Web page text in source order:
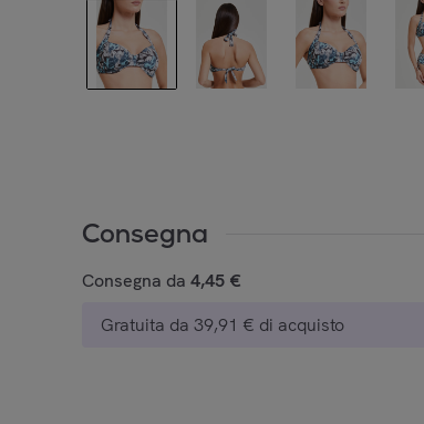
Consegna
Consegna da 4,45 €
Gratuita da 39,91 € di acquisto